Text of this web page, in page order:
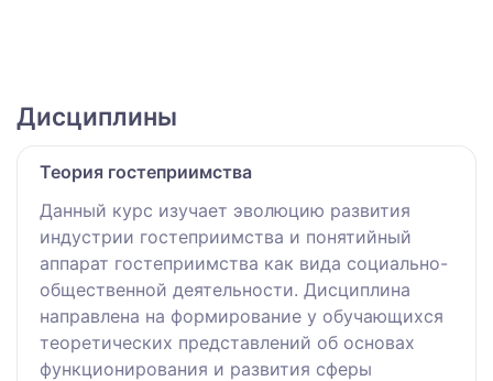
Дисциплины
Теория гостеприимства
Данный курс изучает эволюцию развития
индустрии гостеприимства и понятийный
аппарат гостеприимства как вида социально-
общественной деятельности. Дисциплина
направлена на формирование у обучающихся
теоретических представлений об основах
функционирования и развития сферы